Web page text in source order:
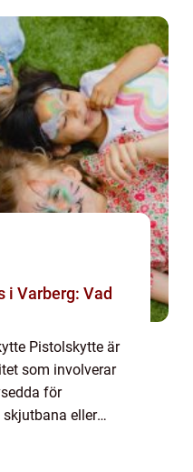
i Varberg: Vad
Pistolskytte är
som involverar
för
eller